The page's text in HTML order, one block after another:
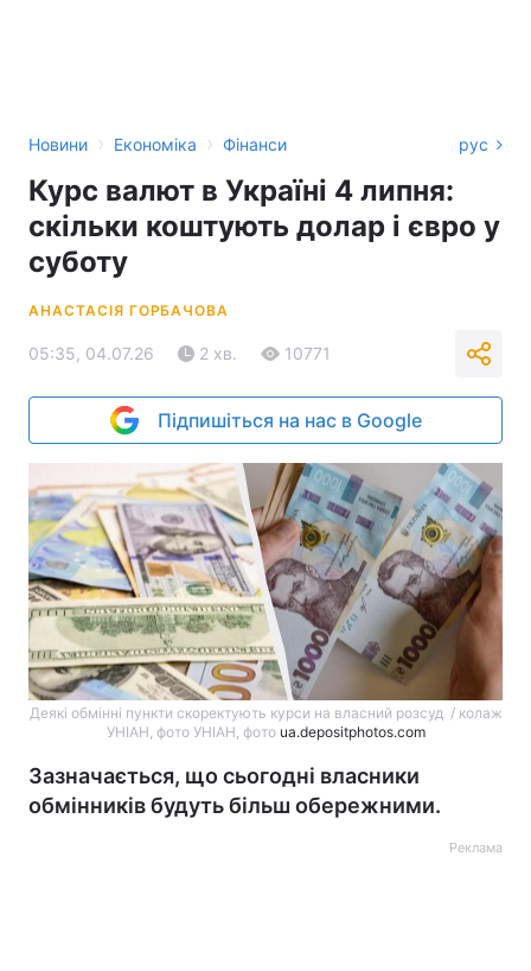
Новини › Економіка › Фінанси рус
Курс валют в Україні 4 липня:
скільки коштують долар і євро у
суботу
АНАСТАСІЯ ГОРБАЧОВА
05:35, 04.07.26 2 хв. 10771
Підпишіться на нас в Google
Деякі обмінні пункти скоректують курси на власний розсуд / колаж
УНІАН, фото УНІАН, фото ua.depositphotos.com
Зазначається, що сьогодні власники
обмінників будуть більш обережними.
Реклама